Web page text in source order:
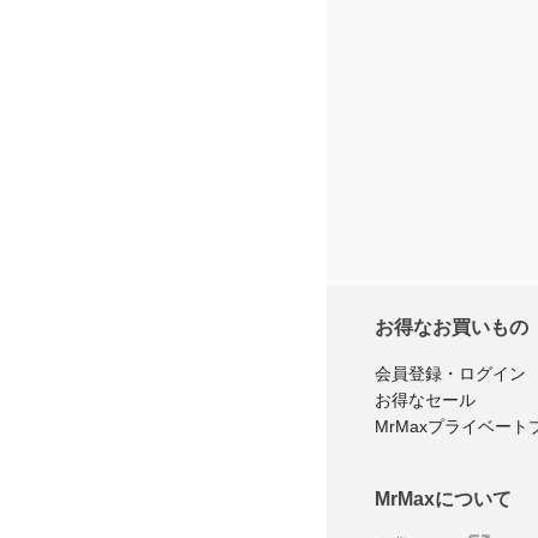
お得なお買いもの
会員登録・ログイン
お得なセール
MrMaxプライベート
MrMaxについて